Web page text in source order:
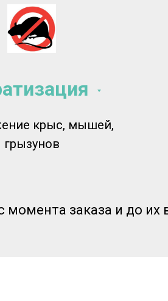
крыс, мышей,
грызунов
момента заказа и до их